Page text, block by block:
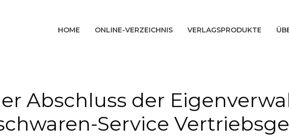
HOME ONLINE-VERZEICHNIS VERLAGSPRODUKTE
Abschluss der
Service